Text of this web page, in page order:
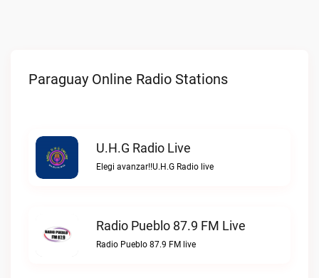
Paraguay Online Radio Stations
U.H.G Radio Live
Elegi avanzar!!U.H.G Radio live
Radio Pueblo 87.9 FM Live
Radio Pueblo 87.9 FM live